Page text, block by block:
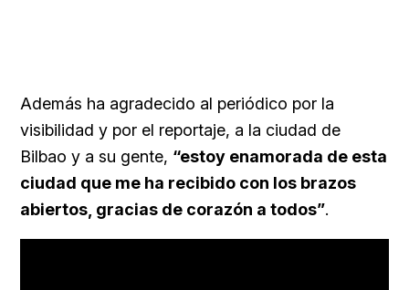
Además ha agradecido al periódico por la
visibilidad y por el reportaje, a la ciudad de
Bilbao y a su gente, “estoy enamorada de esta
ciudad que me ha recibido con los brazos
abiertos, gracias de corazón a todos”.